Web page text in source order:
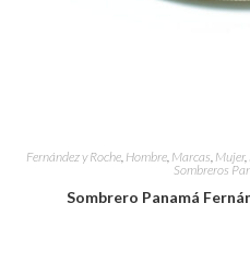
Fernández y Roche, Hombre, Marcas Mujer,
Sombreros
Sombrero Panamá